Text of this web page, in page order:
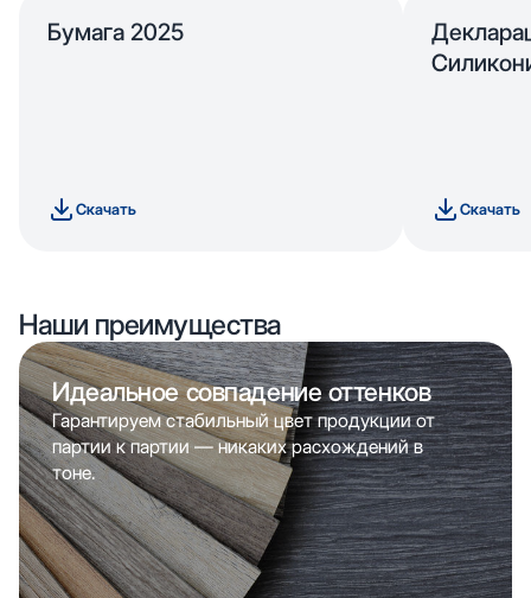
Бумага 2025
Скачать Скачать
Наши преимущества
Идеальное совпадение оттенков
Гарантируем стабильный цвет продукции от
партии к партии — никаких расхождений в
тоне.